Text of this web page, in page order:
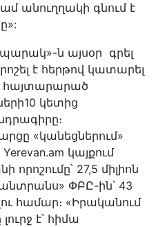
անուղղակի գնում է
ն այսօր գրել
է հերթով կատարել
հայտարարած
կետից
«կանեցներում»
կայքում
27,5 միլիոն
ՓԲԸ-ին՝ 43
համար։ «Իրականում
է՝ հիմա